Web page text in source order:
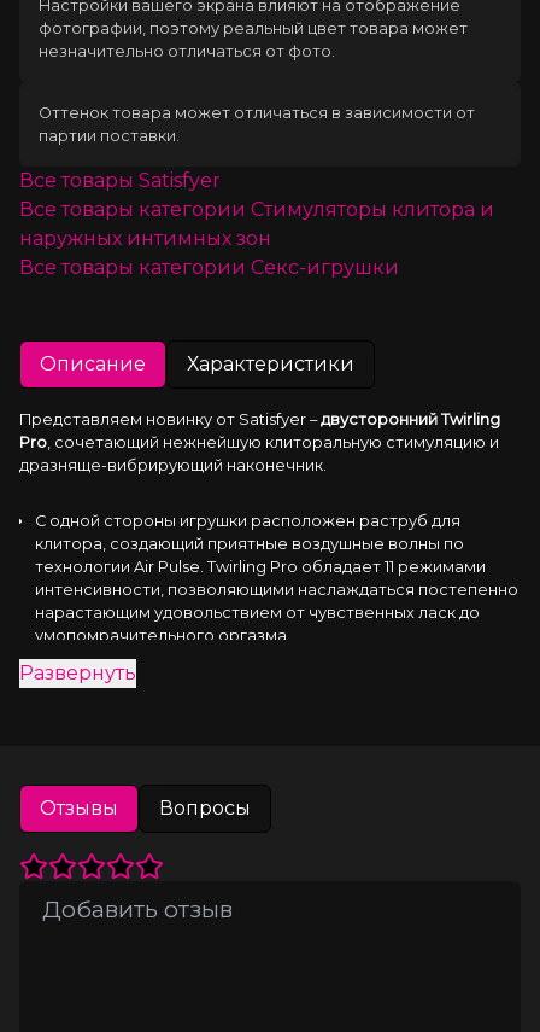
Настройки вашего экрана влияют на отображение
фотографии, поэтому реальный цвет товара может
незначительно отличаться от фото.
Оттенок товара может отличаться в зависимости от
партии поставки.
Все товары Satisfyer
Все товары категории Стимуляторы клитора и
наружных интимных зон
Все товары категории Секс-игрушки
Описание Характеристики
Представляем новинку от Satisfyer – двусторонний Twirling
Pro , сочетающий нежнейшую клиторальную стимуляцию и
дразняще-вибрирующий наконечник.
С одной стороны игрушки расположен раструб для
клитора, создающий приятные воздушные волны по
технологии Air Pulse. Twirling Pro обладает 11 режимами
интенсивности, позволяющими наслаждаться постепенно
нарастающим удовольствием от чувственных ласк до
умопомрачительного оргазма.
С другой стороны удлиненный кончик осуществляет
циркуляционные точечные движения в различных
интенсивные прикосновения, которые откроют путь к
неземному блаженству.
Twirling Pro оснащен
моторами
Продолговатая каплевидная форма игрушки удобно лежит
Развернуть
Отзывы Вопросы